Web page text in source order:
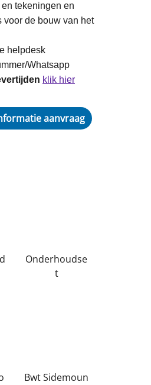
en tekeningen en
voor de bouw van het
helpdesk
Whatsapp
klik hier
aanvraag
Onderhoudse
t
Bwt Sidemoun